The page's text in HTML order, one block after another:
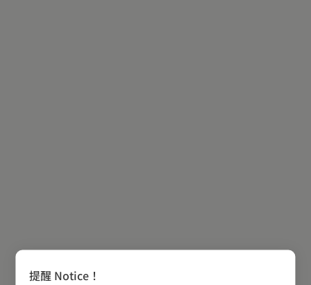
提醒 Notice！